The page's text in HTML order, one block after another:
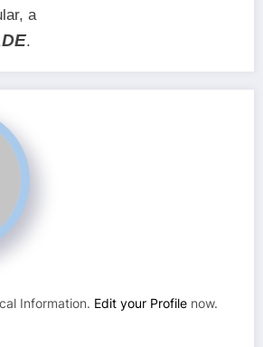
a
.
Information. Edit your Profile now.